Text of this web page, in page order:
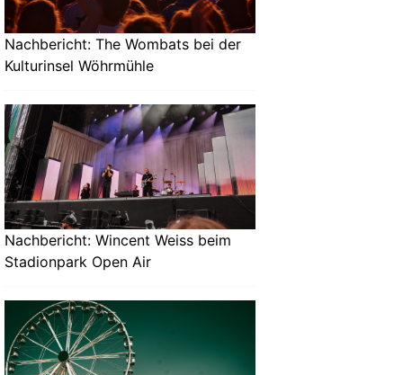
Nachbericht: The Wombats bei der
Kulturinsel Wöhrmühle
Nachbericht: Wincent Weiss beim
Stadionpark Open Air